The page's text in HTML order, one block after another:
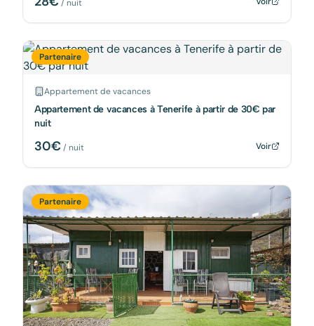
/ nuit
Partenaire
Appartement de vacances
Appartement de vacances à Tenerife à partir de 30€ par
nuit
30€/ nuit Voir
Partenaire